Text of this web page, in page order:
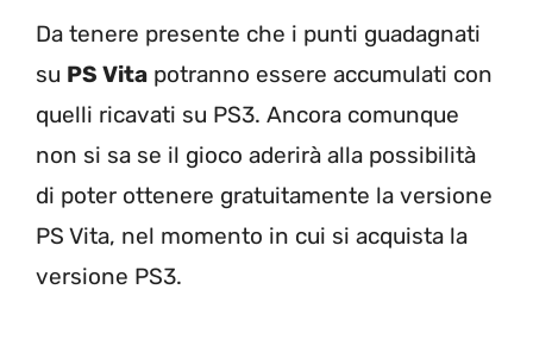
Da tenere presente che i punti guadagnati
su PS Vita potranno essere accumulati con
quelli ricavati su PS3. Ancora comunque
non si sa se il gioco aderirà alla possibilità
di poter ottenere gratuitamente la versione
PS Vita, nel momento in cui si acquista la
versione PS3.